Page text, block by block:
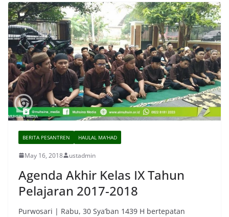
BERITA PESANTREN HAULAL MA'HAD
May 16, 2018 ustadmin
Agenda Akhir Kelas IX Tahun
Pelajaran 2017-2018
Purwosari | Rabu, 30 Sya’ban 1439 H bertepatan